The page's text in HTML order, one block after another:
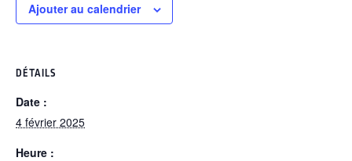
Ajouter au calendrier
DÉTAILS
Date :
4 février 2025
Heure :